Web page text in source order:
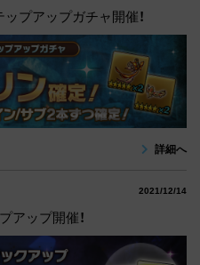
ップアップガチャ開催！
詳細へ
2021/12/14
アップ開催！